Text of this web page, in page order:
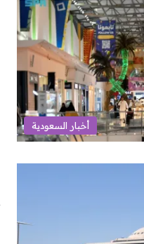
أخبار السعودية